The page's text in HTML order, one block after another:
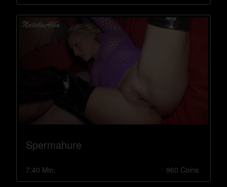
Spermahure
7:40 Min. 960 Coins